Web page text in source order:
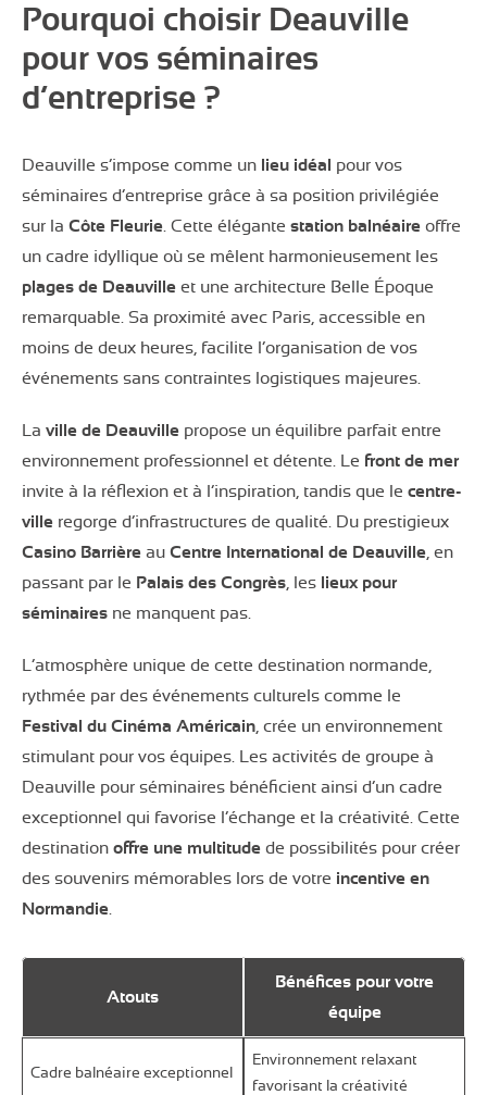
Pourquoi choisir Deauville
pour vos séminaires
d’entreprise ?
Deauville s’impose comme un lieu idéal pour vos
séminaires d’entreprise grâce à sa position privilégiée
sur la Côte Fleurie. Cette élégante station balnéaire offre
un cadre idyllique où se mêlent harmonieusement les
plages de Deauville et une architecture Belle Époque
remarquable. Sa proximité avec Paris, accessible en
moins de deux heures, facilite l’organisation de vos
événements sans contraintes logistiques majeures.
La ville de Deauville propose un équilibre parfait entre
environnement professionnel et détente. Le front de mer
invite à la réflexion et à l’inspiration, tandis que le centre-
ville regorge d’infrastructures de qualité. Du prestigieux
Casino Barrière au Centre International de Deauville, en
passant par le Palais des Congrès, les lieux pour
séminaires ne manquent pas.
L’atmosphère unique de cette destination normande,
rythmée par des événements culturels comme le
Festival du Cinéma Américain, crée un environnement
stimulant pour vos équipes. Les activités de groupe à
Deauville pour séminaires bénéficient ainsi d’un cadre
exceptionnel qui favorise l’échange et la créativité. Cette
destination offre une multitude de possibilités pour créer
des souvenirs mémorables lors de votre incentive en
Normandie.
Atouts
Bénéfices pour votre
équipe
Cadre balnéaire exceptionnel
Environnement relaxant
favorisant la créativité